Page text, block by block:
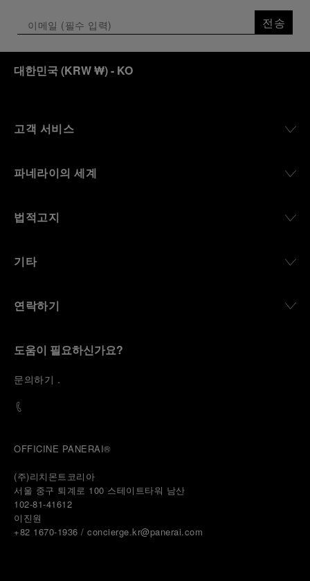
전송
대한민국(KRW ₩)- KO
고객 서비스
파네라이의 세계
법적고지
기타
연락하기
도움이 필요하신가요?
문의하기 .
OFFICINE PANERAI®
(주)리치몬트코리아
서울 중구 퇴계로 100 스테이트타워 남산
102-81-41612
이진원
+82 1670-1936 / concierge.kr@panerai.com